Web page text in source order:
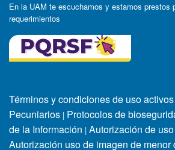
En la UAM te escuchamos y estamos prestos
requerimientos
Términos y condiciones de uso
Pecuniarios | Protocolos de
de la Información | Autorización de
Autorización uso de imagen de menor